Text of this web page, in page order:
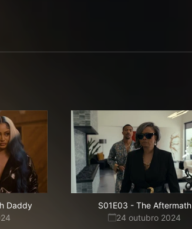
Daddy
S01E03 - The Aftermath
24 outubro 2024